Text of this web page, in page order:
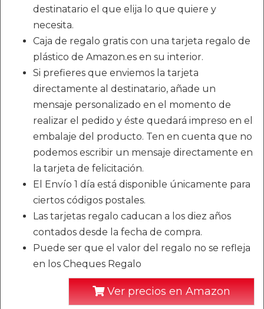
destinatario el que elija lo que quiere y
necesita.
Caja de regalo gratis con una tarjeta regalo de
plástico de Amazon.es en su interior.
Si prefieres que enviemos la tarjeta
directamente al destinatario, añade un
mensaje personalizado en el momento de
realizar el pedido y éste quedará impreso en el
embalaje del producto. Ten en cuenta que no
podemos escribir un mensaje directamente en
la tarjeta de felicitación.
El Envío 1 día está disponible únicamente para
ciertos códigos postales.
Las tarjetas regalo caducan a los diez años
contados desde la fecha de compra.
Puede ser que el valor del regalo no se refleja
en los Cheques Regalo
Ver precios en Amazon